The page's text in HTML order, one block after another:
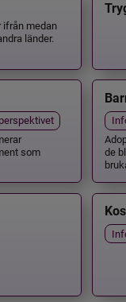
ifrån medan
länder.
som
de